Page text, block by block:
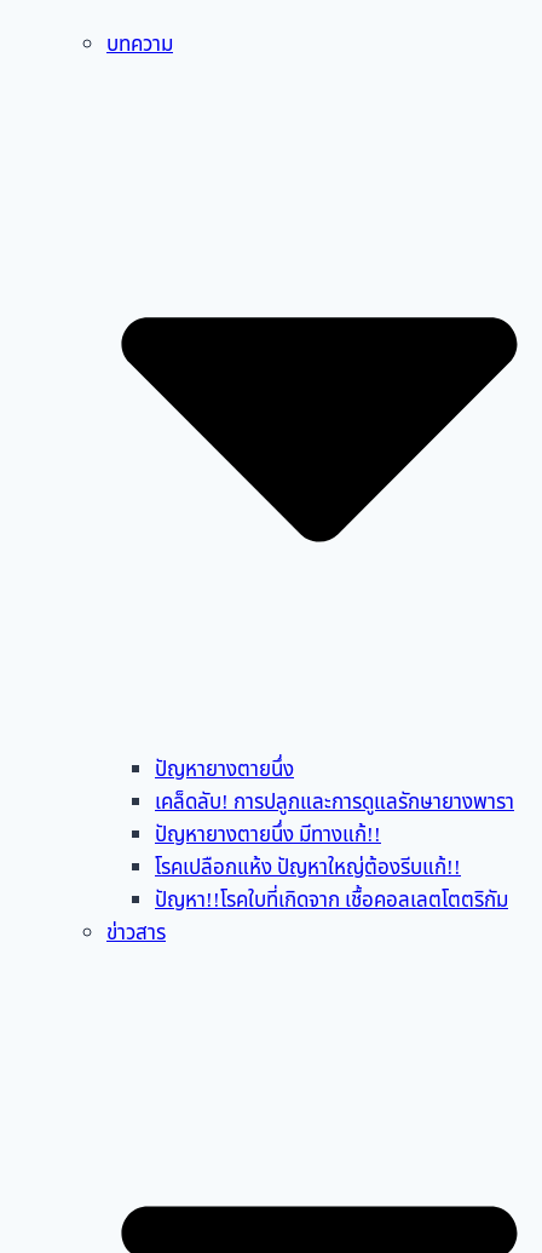
บทความ
ปัญหายางตายนึ่ง
เคล็ดลับ! การปลูกและการดูแลรักษายางพารา
ปัญหายางตายนึ่ง มีทางแก้!!
โรคเปลือกแห้ง ปัญหาใหญ่ต้องรีบแก้!!
ปัญหา!!โรคใบที่เกิดจาก เชื้อคอลเลตโตตริกัม
ข่าวสาร